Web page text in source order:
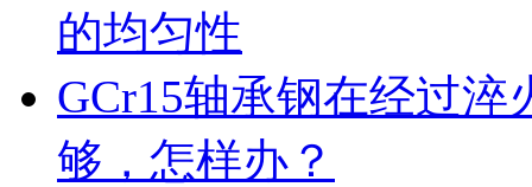
的均匀性
GCr15轴承钢在经过
够，怎样办？